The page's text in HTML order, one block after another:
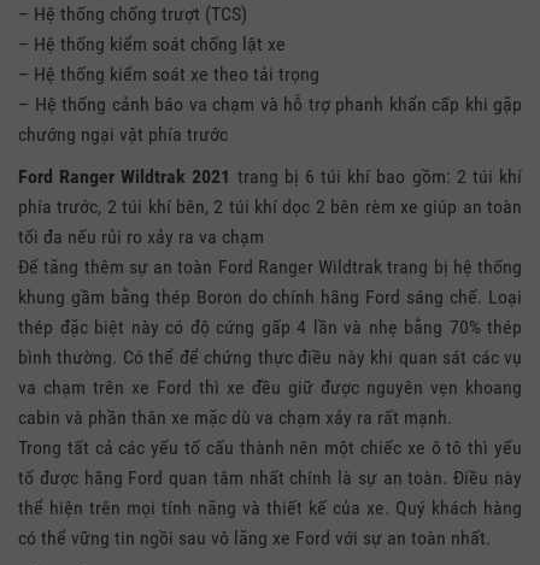
– Hệ thống chống trượt (TCS)
– Hệ thống kiểm soát chống lật xe
– Hệ thống kiểm soát xe theo tải trọng
– Hệ thống cảnh báo va chạm và hỗ trợ phanh khẩn cấp khi gặp
chướng ngại vật phía trước
Ford Ranger Wildtrak 2021 trang bị 6 túi khí bao gồm: 2 túi khí
phía trước, 2 túi khí bên, 2 túi khí dọc 2 bên rèm xe giúp an toàn
tối đa nếu rủi ro xảy ra va chạm
Để tăng thêm sự an toàn Ford Ranger Wildtrak trang bị hệ thống
khung gầm bằng thép Boron do chính hãng Ford sáng chế. Loại
thép đặc biệt này có độ cứng gấp 4 lần và nhẹ bằng 70% thép
bình thường. Có thể để chứng thực điều này khi quan sát các vụ
va chạm trên xe Ford thì xe đều giữ được nguyên vẹn khoang
cabin và phần thân xe mặc dù va chạm xảy ra rất mạnh.
Trong tất cả các yếu tố cấu thành nên một chiếc xe ô tô thì yếu
tố được hãng Ford quan tâm nhất chính là sự an toàn. Điều này
thể hiện trên mọi tính năng và thiết kế của xe. Quý khách hàng
có thể vững tin ngồi sau vô lăng xe Ford với sự an toàn nhất.